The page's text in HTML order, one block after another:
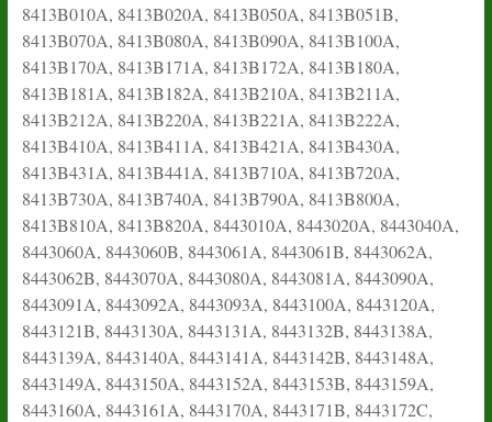
8413B010A, 8413B020A, 8413B050A, 8413B051B,
8413B070A, 8413B080A, 8413B090A, 8413B100A,
8413B170A, 8413B171A, 8413B172A, 8413B180A,
8413B181A, 8413B182A, 8413B210A, 8413B211A,
8413B212A, 8413B220A, 8413B221A, 8413B222A,
8413B410A, 8413B411A, 8413B421A, 8413B430A,
8413B431A, 8413B441A, 8413B710A, 8413B720A,
8413B730A, 8413B740A, 8413B790A, 8413B800A,
8413B810A, 8413B820A, 8443010A, 8443020A, 8443040A,
8443060A, 8443060B, 8443061A, 8443061B, 8443062A,
8443062B, 8443070A, 8443080A, 8443081A, 8443090A,
8443091A, 8443092A, 8443093A, 8443100A, 8443120A,
8443121B, 8443130A, 8443131A, 8443132B, 8443138A,
8443139A, 8443140A, 8443141A, 8443142B, 8443148A,
8443149A, 8443150A, 8443152A, 8443153B, 8443159A,
8443160A, 8443161A, 8443170A, 8443171B, 8443172C,